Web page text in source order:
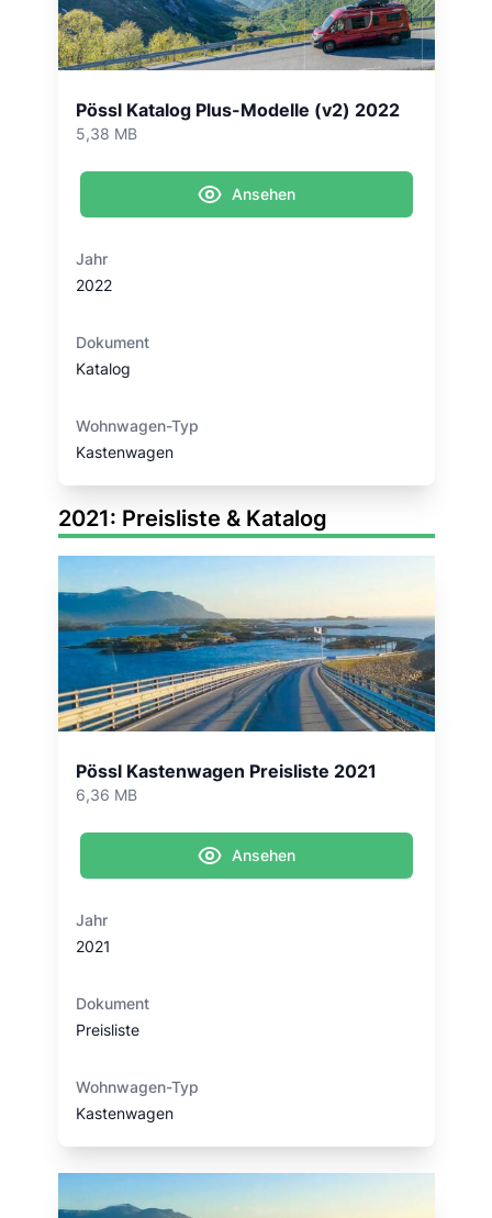
Pössl Katalog Plus-Modelle (v2) 2022
5,38 MB
Ansehen
Jahr
2022
Dokument
Katalog
Wohnwagen-Typ
Kastenwagen
2021: Preisliste & Katalog
Pössl Kastenwagen Preisliste 2021
6,36 MB
Ansehen
Jahr
2021
Dokument
Preisliste
Wohnwagen-Typ
Kastenwagen